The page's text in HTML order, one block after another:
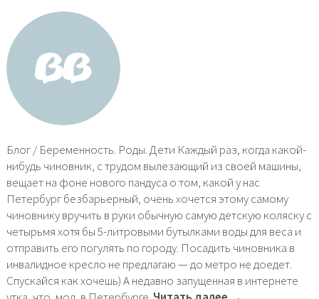
Блог / Беременность. Роды. Дети Каждый раз, когда какой-
нибудь чиновник, с трудом вылезающий из своей машины,
вещает на фоне нового пандуса о том, какой у нас
Петербург безбарьерный, очень хочется этому самому
чиновнику вручить в руки обычную самую детскую коляску с
четырьмя хотя бы 5-литровыми бутылками воды для веса и
отправить его погулять по городу. Посадить чиновника в
инвалидное кресло не предлагаю — до метро не доедет.
Спускайся как хочешь) А недавно запущенная в интернете